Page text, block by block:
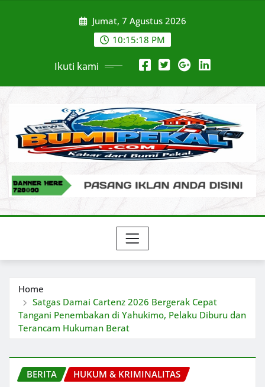
Jumat, 7 Agustus 2026
10:15:20 PM
Ikuti kami
Home
Satgas Damai Cartenz 2026 Bergerak Cepat
Tangani Penembakan di Yahukimo, Pelaku Diburu dan
Terancam Hukuman Berat
BERITA HUKUM & KRIMINALITAS